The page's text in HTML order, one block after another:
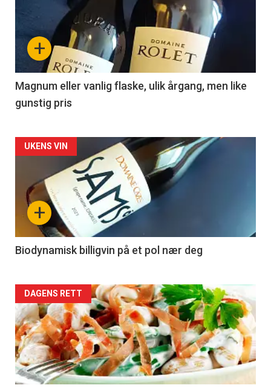
akkurat
nå
3
+
Magnum eller vanlig flaske, ulik årgang, men like
gunstig pris
Forsiden
akkurat
nå
4
+
UKENS VIN
Biodynamisk billigvin på et pol nær deg
Forsiden
akkurat
nå
-
DAGENS RETT